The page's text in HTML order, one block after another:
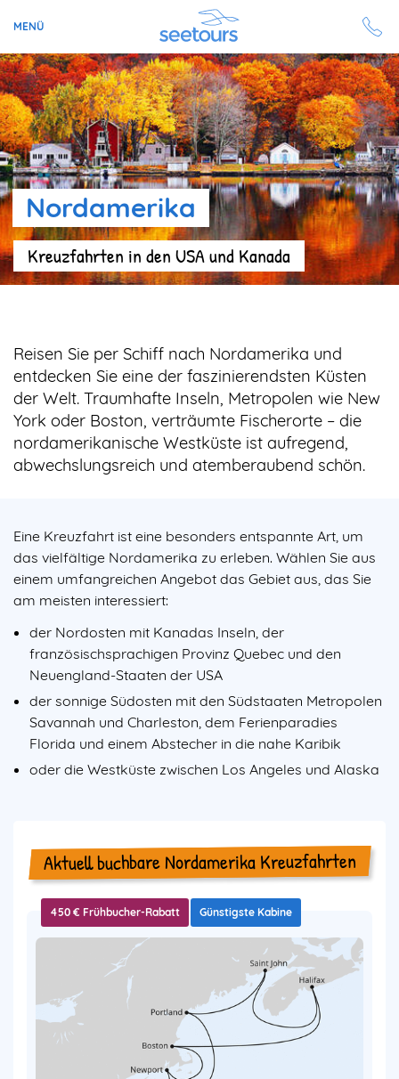
MENÜ
Seetours
Ziele
Ratgeber
Schiffe
Reisesuche
Angebote
Aktuell auf seetours
Nordamerika
Kreuzfahrten in den USA und Kanada
Reisen Sie per Schiff nach Nordamerika und
entdecken Sie eine der faszinierendsten Küsten
der Welt. Traumhafte Inseln, Metropolen wie New
York oder Boston, verträumte Fischerorte – die
nordamerikanische Westküste ist aufregend,
abwechslungsreich und atemberaubend schön.
Eine Kreuzfahrt ist eine besonders entspannte Art, um
das vielfältige Nordamerika zu erleben. Wählen Sie aus
einem umfangreichen Angebot das Gebiet aus, das Sie
am meisten interessiert:
der Nordosten mit Kanadas Inseln, der
französischsprachigen Provinz Quebec und den
Neuengland-Staaten der USA
der sonnige Südosten mit den Südstaaten Metropolen
Savannah und Charleston, dem Ferienparadies
Florida und einem Abstecher in die nahe Karibik
oder die Westküste zwischen Los Angeles und Alaska
Aktuell buchbare Nordamerika Kreuzfahrten
450 € Frühbucher-Rabatt Günstigste Kabine